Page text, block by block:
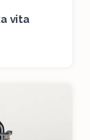
vita